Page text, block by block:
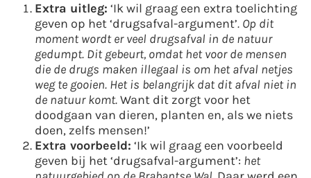
Extra uitleg: ‘Ik wil graag een extra toelichting
geven op het ‘drugsafval-argument’. Op dit
moment wordt er veel drugsafval in de natuur
gedumpt. Dit gebeurt, omdat het voor de mensen
die de drugs maken illegaal is om het afval netjes
weg te gooien. Het is belangrijk dat dit afval niet in
de natuur komt.Want dit zorgt voor het
doodgaan van dieren, planten en, als we niets
doen, zelfs mensen!’
Extra voorbeeld: ‘Ik wil graag een voorbeeld
geven bij het ‘drugsafval-argument’: het